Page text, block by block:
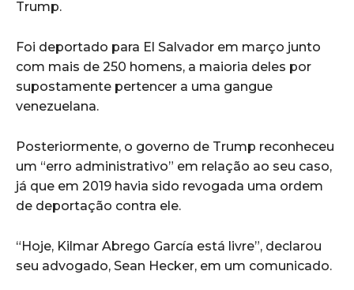
Trump.
Foi deportado para El Salvador em março junto
com mais de 250 homens, a maioria deles por
supostamente pertencer a uma gangue
venezuelana.
Posteriormente, o governo de Trump reconheceu
um “erro administrativo” em relação ao seu caso,
já que em 2019 havia sido revogada uma ordem
de deportação contra ele.
“Hoje, Kilmar Abrego García está livre”, declarou
seu advogado, Sean Hecker, em um comunicado.